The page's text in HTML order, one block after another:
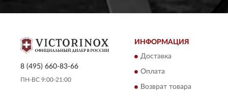
8 (495) 660-83-66
ПН-ВС 9:00-21:00
ИНФОРМАЦИЯ
Доставка
Оплата
Возврат товара